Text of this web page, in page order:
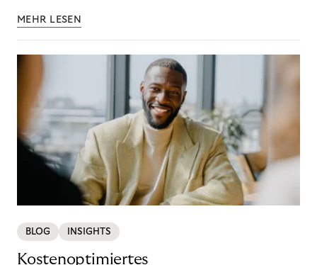
MEHR LESEN
BLOG INSIGHTS
Kostenoptimiertes